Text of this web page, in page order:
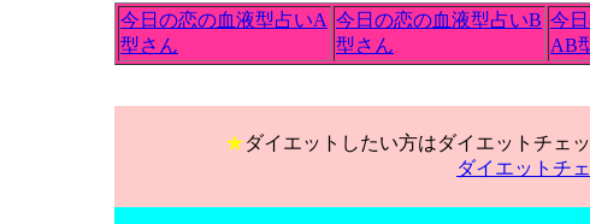
今日の恋の血液型占いA
型さん
今日の恋の血液型占いB
型さん
今
AB
★ダイエットしたい方はダイエットチェ
ダイエットチ